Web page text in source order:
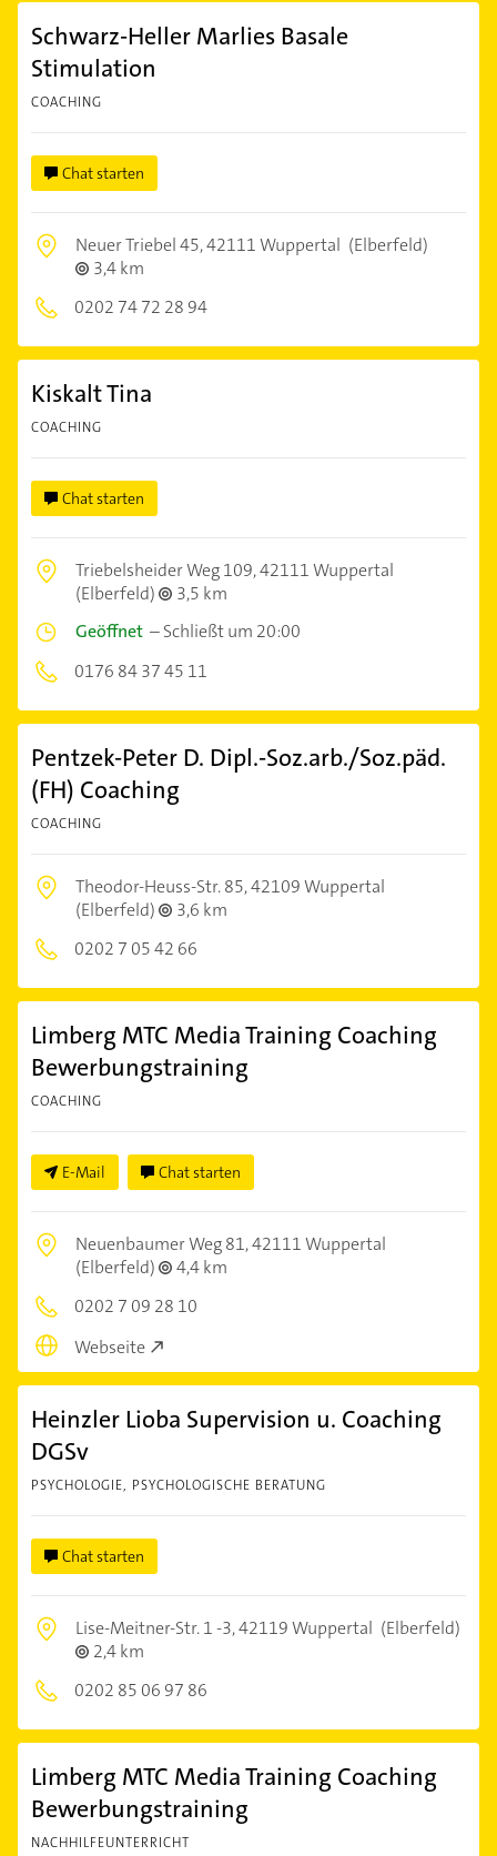
Schwarz-Heller Marlies Basale
Stimulation
COACHING
Chat starten
Neuer Triebel 45,42111 Wuppertal (Elberfeld)
3,4 km
0202 74 72 28 94
Kiskalt Tina
COACHING
Chat starten
Triebelsheider Weg 109,42111 Wuppertal
(Elberfeld)
3,5 km
Geöffnet –Schließt um 20:00
0176 84 37 45 11
Pentzek-Peter D. Dipl.-Soz.arb./Soz.päd.
(FH) Coaching
COACHING
Theodor-Heuss-Str. 85,42109 Wuppertal
(Elberfeld)
3,6 km
0202 7 05 42 66
Limberg MTC Media Training Coaching
Bewerbungstraining
COACHING
E-Mail Chat starten
Neuenbaumer Weg 81,42111 Wuppertal
(Elberfeld)
4,4 km
0202 7 09 28 10
Webseite
Heinzler Lioba Supervision u. Coaching
DGSv
PSYCHOLOGIE, PSYCHOLOGISCHE BERATUNG
Chat starten
Lise-Meitner-Str. 1 -3,42119 Wuppertal (Elberfeld)
2,4 km
0202 85 06 97 86
Limberg MTC Media Training Coaching
Bewerbungstraining
NACHHILFEUNTERRICHT